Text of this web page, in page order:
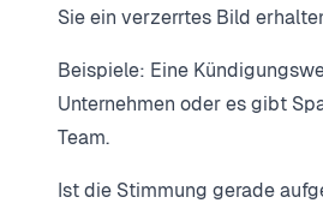
Sie ein verzerrtes Bild
Beispiele: Eine
Unternehmen oder es gibt
Team.
Ist die Stimmung gerade